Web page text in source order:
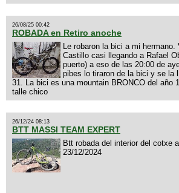
26/08/25 00:42
ROBADA en Retiro anoche
Le robaron la bici a mi hermano.
Castillo casi llegando a Rafael
puerto) a eso de las 20:00 de
pibes lo tiraron de la bici y se la
31. La bici es una mountain BRONCO del año
talle chico
26/12/24 08:13
BTT MASSI TEAM EXPERT
Btt robada del interior del cotxe
23/12/2024